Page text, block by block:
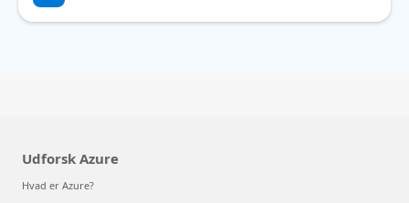
Udforsk Azure
Hvad er Azure?